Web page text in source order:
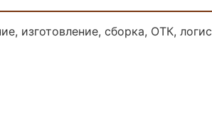
изготовление, сборка, ОТК,